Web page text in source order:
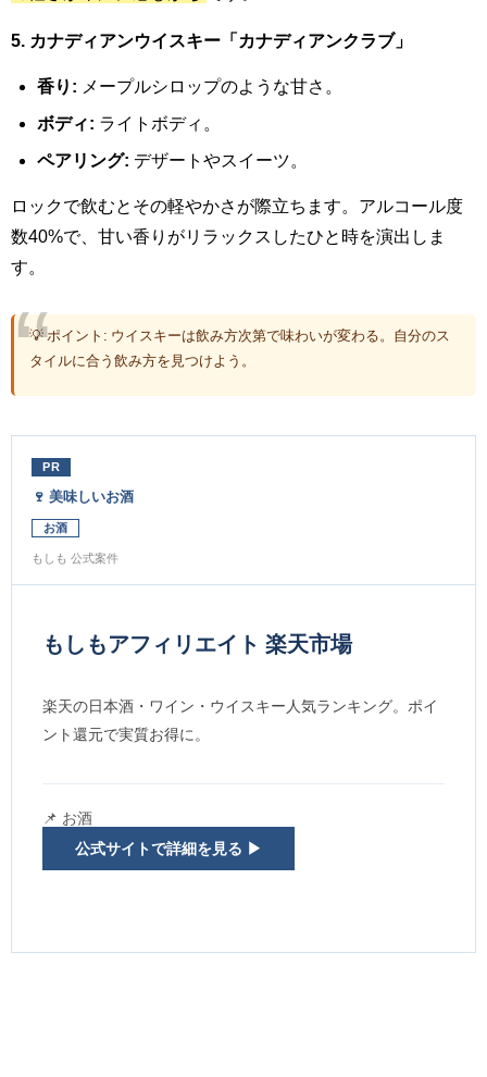
5. カナディアンウイスキー「カナディアンクラブ」
香り: メープルシロップのような甘さ。
ボディ: ライトボディ。
ペアリング: デザートやスイーツ。
ロックで飲むとその軽やかさが際立ちます。アルコール度
数40%で、甘い香りがリラックスしたひと時を演出しま
す。
💡 ポイント: ウイスキーは飲み方次第で味わいが変わる。自分のス
タイルに合う飲み方を見つけよう。
PR
🍷 美味しいお酒
お酒
もしも 公式案件
もしもアフィリエイト 楽天市場
楽天の日本酒・ワイン・ウイスキー人気ランキング。ポイ
ント還元で実質お得に。
📌 お酒
公式サイトで詳細を見る ▶